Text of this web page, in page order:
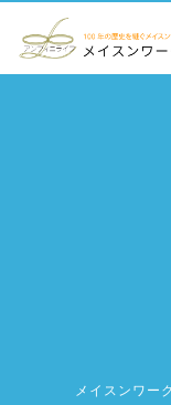
メイスンワー